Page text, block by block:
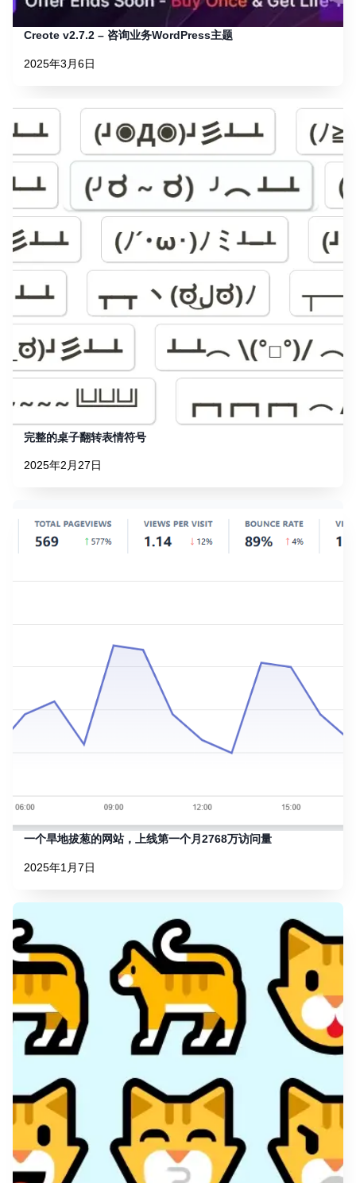
Creote v2.7.2 – 咨询业务WordPress主题
2025年3月6日
完整的桌子翻转表情符号
2025年2月27日
一个旱地拔葱的网站，上线第一个月2768万访问量
2025年1月7日